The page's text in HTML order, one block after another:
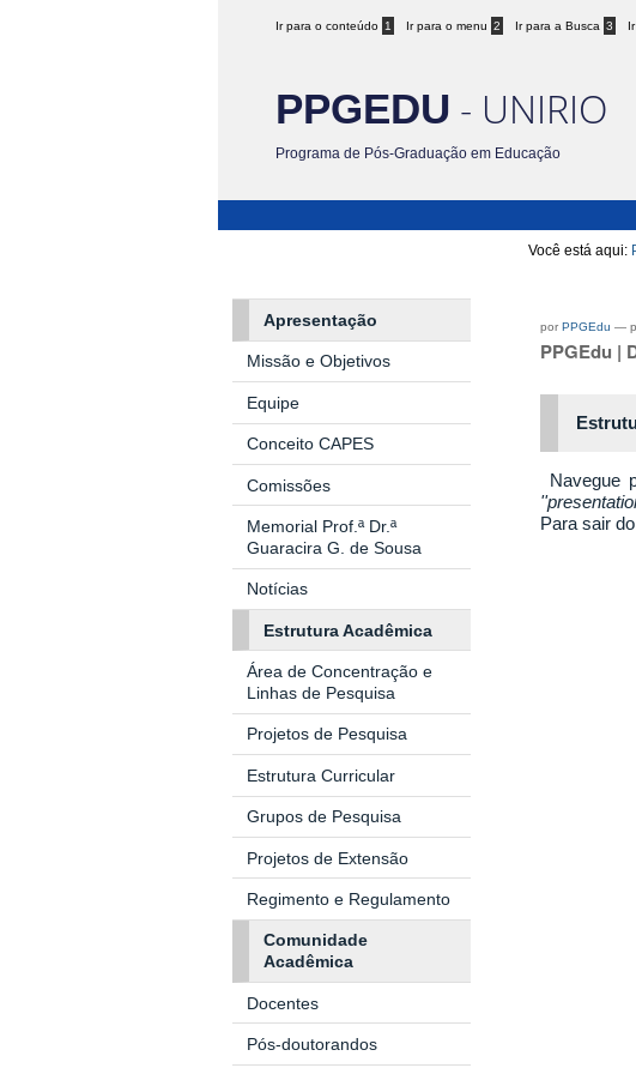
Ir para o conteúdo 1 Ir para o menu 2 Ir para a Busca 3
PPGEDU - UNIRIO
Programa de Pós-Graduação em Educação
Você está aqui:
porPPGEdu —
PPGEdu |
Navegue
Para sair
Apresentação
Missão e Objetivos
Equipe
Conceito CAPES
Comissões
Memorial Prof.ª Dr.ª
Guaracira G. de Sousa
Notícias
Estrutura Acadêmica
Área de Concentração e
Linhas de Pesquisa
Projetos de Pesquisa
Estrutura Curricular
Grupos de Pesquisa
Projetos de Extensão
Regimento e Regulamento
Comunidade
Acadêmica
Docentes
Pós-doutorandos